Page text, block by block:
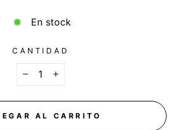
En stock
CANTIDAD
+
AL CARRITO